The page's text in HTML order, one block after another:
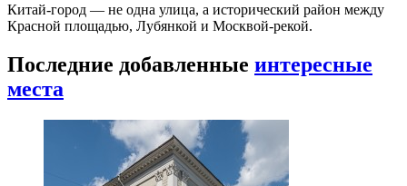
Китай-город — не одна улица, а исторический район между
Красной площадью, Лубянкой и Москвой-рекой.
Последние добавленные интересные
места